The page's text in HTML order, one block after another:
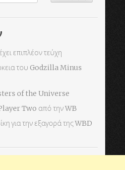
επιπλέον τεύχη
του Godzilla Minus
of the Universe
Two από την WB
για την εξαγορά της WBD